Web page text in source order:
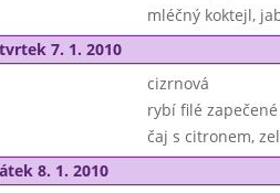
mléčný koktejl,
7. 1. 2010
cizrnová
rybí filé
čaj s citronem,
8. 1. 2010